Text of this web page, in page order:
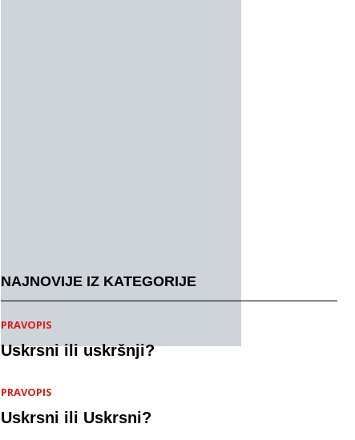
NAJNOVIJE IZ KATEGORIJE
PRAVOPIS
Uskrsni ili uskršnji?
PRAVOPIS
Uskrsni ili Uskrsni?